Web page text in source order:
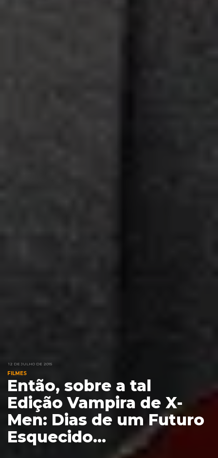
12 DE JULHO DE 2015
FILMES
Então, sobre a tal
Edição Vampira de X-
Men: Dias de um Futuro
Esquecido...